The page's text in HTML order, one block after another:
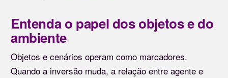
Entenda o papel dos objetos e do
ambiente
Objetos e cenários operam como marcadores.
Quando a inversão muda, a relação entre agente e